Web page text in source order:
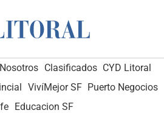
Clasificados CYD Litoral
VivíMejor SF Puerto Negocios
Educacion SF